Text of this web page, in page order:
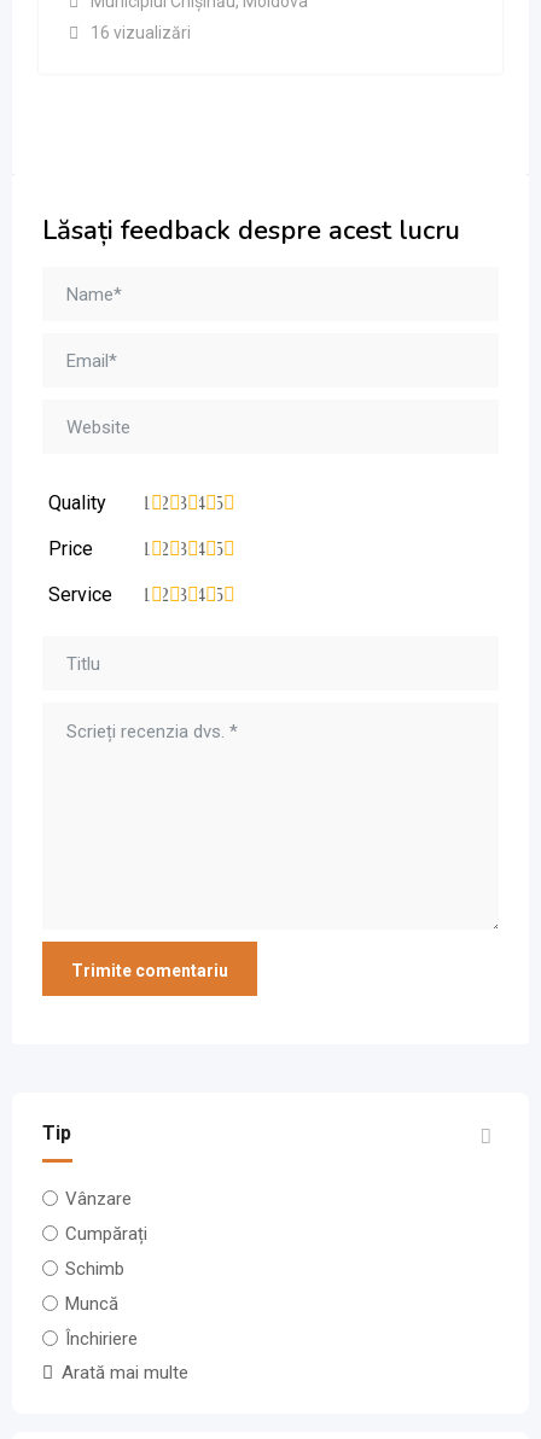
16 vizualizări
Lăsați feedback despre acest lucru
Quality 5
4
3
2
1
Price 5
4
3
2
1
Service 5
4
3
2
1
Tip
Vânzare
Cumpărați
Schimb
Muncă
Închiriere
Arată mai multe